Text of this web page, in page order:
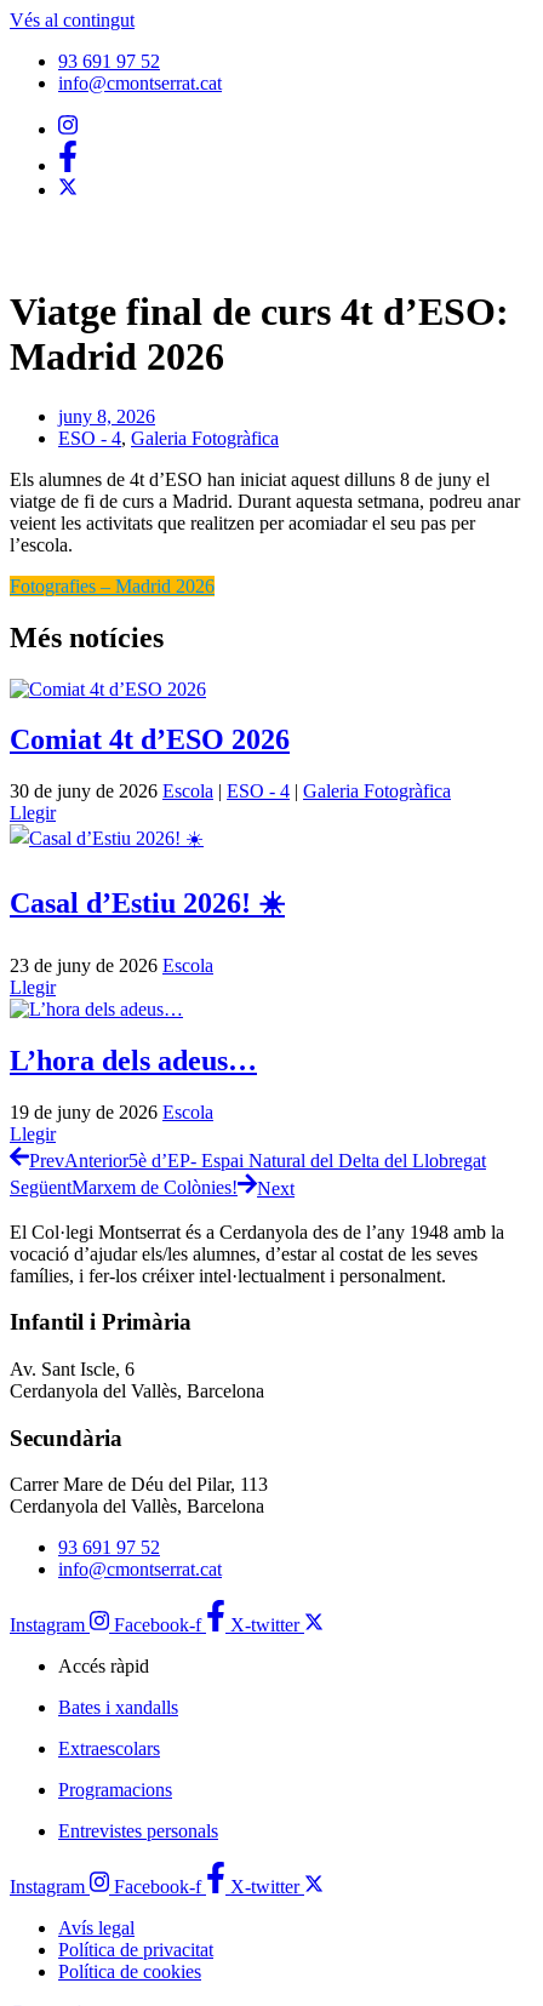
Vés al contingut
93 691 97 52
info@cmontserrat.cat
Viatge final de curs 4t d’ESO:
Madrid 2026
juny 8, 2026
ESO - 4, Galeria Fotogràfica
Els alumnes de 4t d’ESO han iniciat aquest dilluns 8 de juny el
viatge de fi de curs a Madrid. Durant aquesta setmana, podreu anar
veient les activitats que realitzen per acomiadar el seu pas per
l’escola.
Fotografies – Madrid 2026
Més notícies
Comiat 4t d’ESO 2026
30 de juny de 2026 Escola | ESO - 4 | Galeria Fotogràfica
Llegir
Casal d’Estiu 2026! ☀️
23 de juny de 2026 Escola
Llegir
L’hora dels adeus…
19 de juny de 2026 Escola
Llegir
PrevAnterior5è d’EP- Espai Natural del Delta del Llobregat
SegüentMarxem de Colònies! Next
El Col·legi Montserrat és a Cerdanyola des de l’any 1948 amb la
vocació d’ajudar els/les alumnes, d’estar al costat de les seves
famílies, i fer-los créixer intel·lectualment i personalment.
Infantil i Primària
Av. Sant Iscle, 6
Cerdanyola del Vallès, Barcelona
Secundària
Carrer Mare de Déu del Pilar, 113
Cerdanyola del Vallès, Barcelona
93 691 97 52
info@cmontserrat.cat
Instagram Facebook-f
X-twitter
Accés ràpid
Bates i xandalls
Extraescolars
Programacions
Entrevistes personals
Instagram Facebook-f
X-twitter
Avís legal
Política de privacitat
Política de cookies